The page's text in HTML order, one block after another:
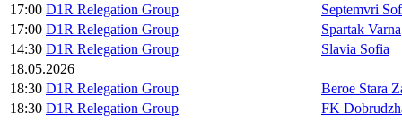
17:00 D1R Relegation Group
Septemvri
17:00 D1R Relegation Group
Spartak Varna
14:30 D1R Relegation Group
Slavia Sofia
18.05.2026
18:30 D1R Relegation Group
Beroe Stara
18:30 D1R Relegation Group FK